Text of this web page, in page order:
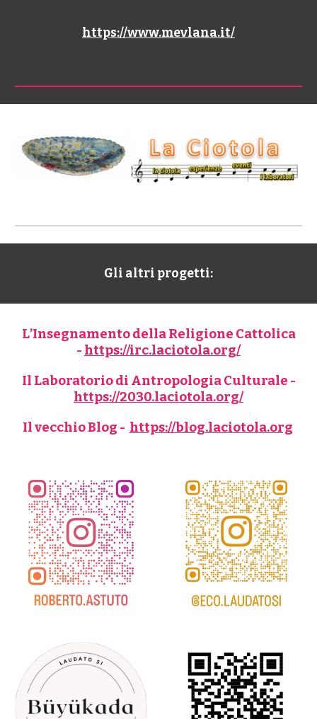
https://www.mevlana.it/
Gli altri progetti:
L’Insegnamento della Religione Cattolica
- https://irc.laciotola.org/
Il Laboratorio di Antropologia Culturale -
https://2030.laciotola.org/
Il vecchio Blog - https://blog.laciotola.org